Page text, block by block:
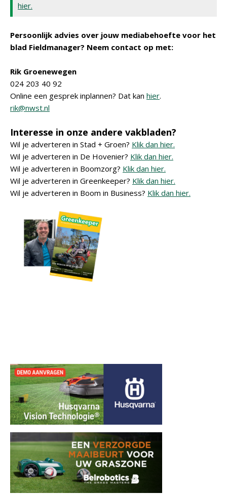
hier.
Persoonlijk advies over jouw mediabehoefte voor het
blad Fieldmanager? Neem contact op met:
Rik Groenewegen
024 203 40 92
Online een gesprek inplannen? Dat kan hier.
rik@nwst.nl
Interesse in onze andere vakbladen?
Wil je adverteren in Stad + Groen? Klik dan hier.
Wil je adverteren in De Hovenier? Klik dan hier.
Wil je adverteren in Boomzorg? Klik dan hier.
Wil je adverteren in Greenkeeper? Klik dan hier.
Wil je adverteren in Boom in Business? Klik dan hier.